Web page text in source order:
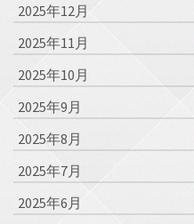
2025年12月
2025年11月
2025年10月
2025年9月
2025年8月
2025年7月
2025年6月